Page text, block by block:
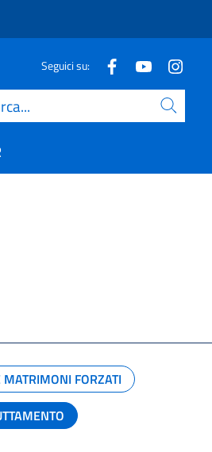
Seguici su:
FORZATI